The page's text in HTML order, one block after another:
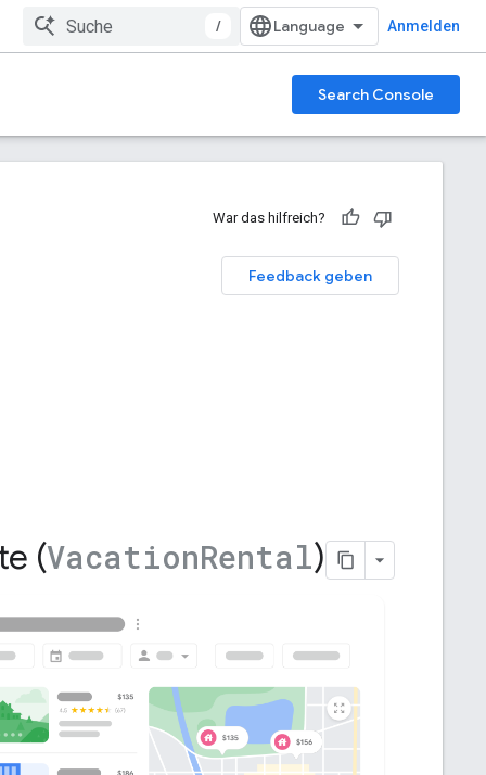
/ Anmelden
Search Console
War das hilfreich?
Feedback geben
(VacationRental)